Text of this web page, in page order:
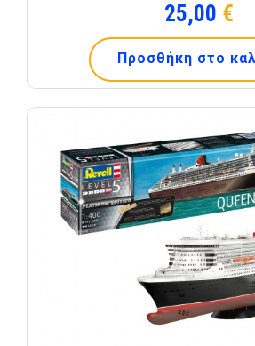
25,00 €
Προσθήκη στο